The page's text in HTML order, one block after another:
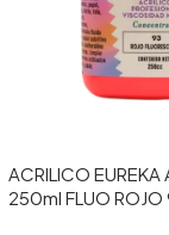
ACRILICO EUREKA
250ml FLUO ROJO